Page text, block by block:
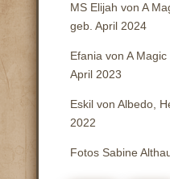
MS Elijah von A
geb. April 2024
Efania von A
April 2023
Eskil von Albedo,
2022
Fotos Sabine